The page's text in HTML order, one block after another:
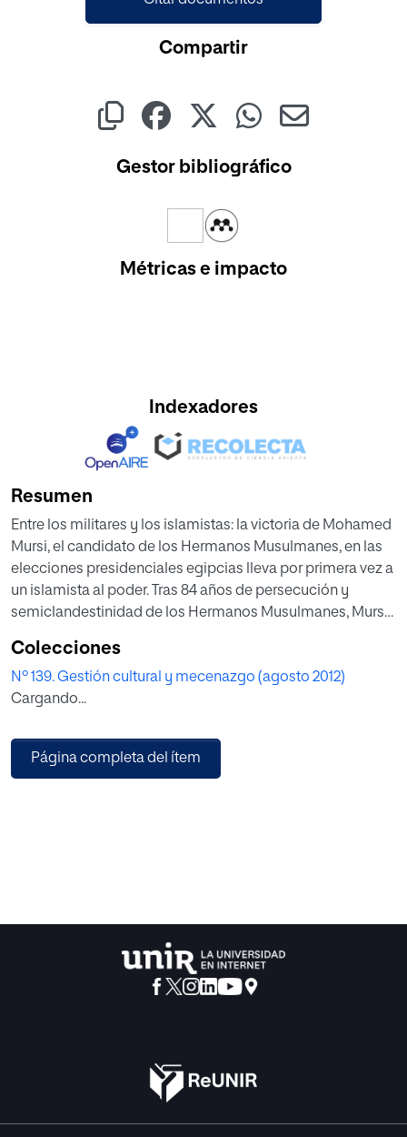
Compartir
Gestor bibliográfico
Métricas e impacto
Indexadores
Resumen
Entre los militares y los islamistas: la victoria de Mohamed
Mursi, el candidato de los Hermanos Musulmanes, en las
elecciones presidenciales egipcias lleva por primera vez a
un islamista al poder. Tras 84 años de persecución y
semiclandestinidad de los Hermanos Musulmanes, Mursi
por el mariscal Husein Tantawi, hasta el final de una
caótica y compleja transición política.
Colecciones
Nº 139. Gestión cultural y mecenazgo (agosto 2012)
Cargando...
Página completa del ítem